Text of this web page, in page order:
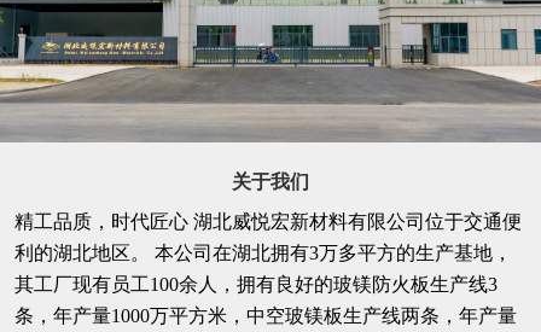
关于我们
精工品质，时代匠心 湖北威悦宏新材料有限公司位于交通便
利的湖北地区。 本公司在湖北拥有3万多平方的生产基地，
其工厂现有员工100余人，拥有良好的玻镁防火板生产线3
条，年产量1000万平方米，中空玻镁板生产线两条，年产量